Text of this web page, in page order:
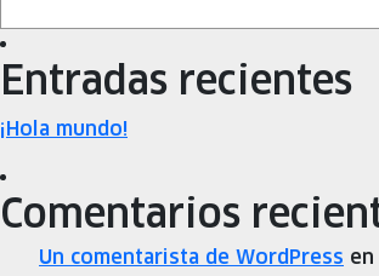
Entradas recientes
¡Hola mundo!
Comentarios
Un comentarista de WordPress en